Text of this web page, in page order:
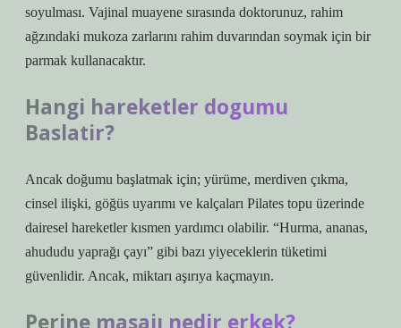
soyulması. Vajinal muayene sırasında doktorunuz, rahim
ağzındaki mukoza zarlarını rahim duvarından soymak için bir
parmak kullanacaktır.
Hangi hareketler dogumu
Baslatir?
Ancak doğumu başlatmak için; yürüme, merdiven çıkma,
cinsel ilişki, göğüs uyarımı ve kalçaları Pilates topu üzerinde
dairesel hareketler kısmen yardımcı olabilir. “Hurma, ananas,
ahududu yaprağı çayı” gibi bazı yiyeceklerin tüketimi
güvenlidir. Ancak, miktarı aşırıya kaçmayın.
Perine masajı nedir erkek?